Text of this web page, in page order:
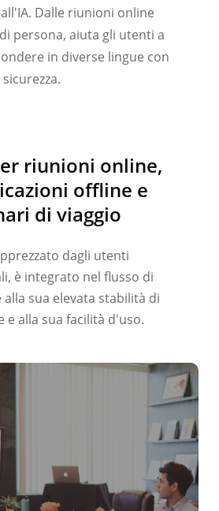
Dalle riunioni online
persona, aiuta gli utenti a
in diverse lingue con
riunioni online,
offline e
di viaggio
dagli utenti
è integrato nel flusso di
alla sua elevata stabilità di
e alla sua facilità d'uso.
English
简体中文
Deutsch
Čeština
ไทย
繁體中文
Português do Brasil
العربية
हिन्दी
Nederlands
Polski
Українська